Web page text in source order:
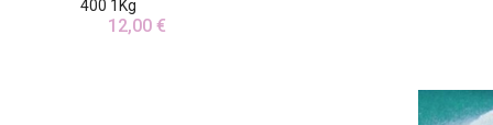
12,00 €